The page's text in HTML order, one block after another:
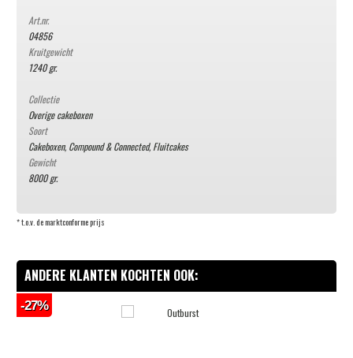
Art.nr.
04856
Kruitgewicht
1240 gr.
Collectie
Overige cakeboxen
Soort
Cakeboxen, Compound & Connected, Fluitcakes
Gewicht
8000 gr.
* t.o.v. de marktconforme prijs
ANDERE KLANTEN KOCHTEN OOK:
-27%